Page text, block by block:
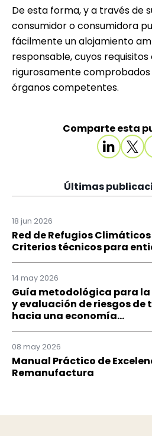
De esta forma, y a través de
consumidor o consumidora
fácilmente un alojamiento
responsable, cuyos
rigurosamente
órganos competentes.
Comparte esta
Últimas
18 jun 2026
Red de Refugios
Criterios técnicos para
14 may 2026
Guía metodológica para
y evaluación de riesgos de
hacia una economía...
08 may 2026
Manual Práctico de
Remanufactura